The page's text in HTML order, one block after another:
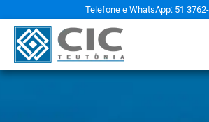
Telefone e WhatsApp: 51